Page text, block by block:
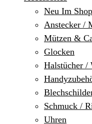
Neu Im Shop
Anstecker /
Mützen &
Glocken
Halstücher /
Schmuck /
Uhren